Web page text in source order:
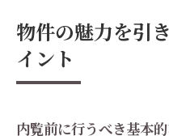
物件の魅力を引
イント
内覧前に行うべき基本